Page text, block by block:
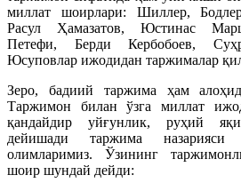
миллат шоирлари: Шиллер,
Расул Ҳамазатов, Юстинас
Петефи, Берди Кербобоев,
Юсуповлар ижодидан таржималар
Зеро, бадиий таржима ҳам
Таржимон билан ўзга миллат
қандайдир уйғунлик, руҳий
дейишади таржима назарияси
олимларимиз. Ўзининг
шоир шундай дейди: